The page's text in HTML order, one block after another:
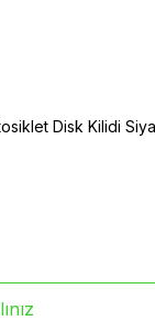
Disk Kilidi